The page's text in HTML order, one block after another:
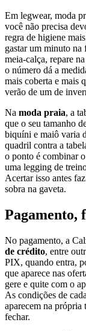
Em legwear, moda
você não precisa
regra de higiene
gastar um minuto
meia-calça, repare
o número dá a
mais coberta e mais
verão de um de
Na moda praia, a
que o seu tamanho
biquíni e maiô varia
quadril contra a
o ponto é combinar
uma legging de
Acertar isso antes
sobra na gaveta.
Pagamento,
No pagamento, a
de crédito, entre
PIX, quando entra,
que aparece nas
gere e quite com o
As condições de
aparecem na própria
fechar.